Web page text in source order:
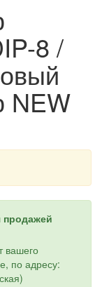
8 /
NEW
продажей
вашего
по адресу: